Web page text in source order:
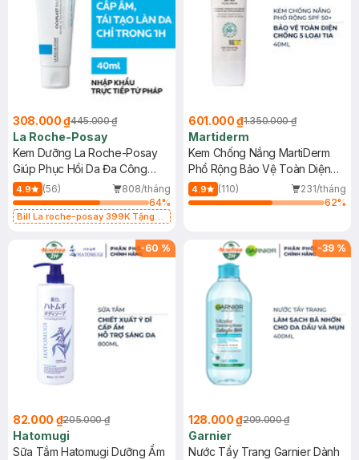
308.000 ₫445.000 ₫
La Roche-Posay
Kem Dưỡng La Roche-Posay
Giúp Phục Hồi Da Đa Công
Dụng 40ml
4.9 (56)
808/tháng
64%
Bill La roche-posay 399K Tặng
(SL có hạn)
601.000 ₫1.350.000 ₫
Martiderm
Kem Chống Nắng MartiDerm
Phổ Rộng Bảo Vệ Toàn Diện
40ml
4.9 (110)
231/tháng
62%
-60 %
82.000 ₫205.000 ₫
Hatomugi
Sữa Tắm Hatomugi Dưỡng Ẩm
-39 %
128.000 ₫209.000 ₫
Garnier
Nước Tẩy Trang Garnier Dành